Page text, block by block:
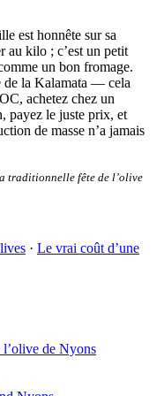
est honnête sur sa
au kilo ; c’est un petit
un bon fromage.
de la Kalamata — cela
achetez chez un
payez le juste prix, et
de masse n’a jamais
traditionnelle fête de l’olive
· Le vrai coût d’une
l’olive de Nyons